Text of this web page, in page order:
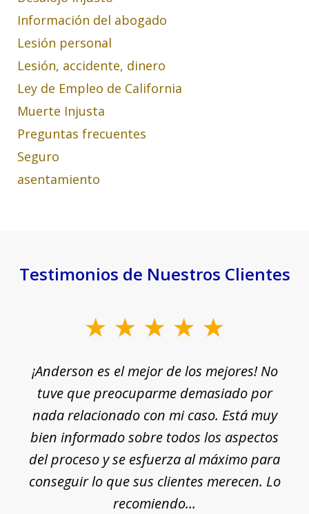
Información del abogado
Lesión personal
Lesión, accidente, dinero
Ley de Empleo de California
Muerte Injusta
Preguntas frecuentes
Seguro
asentamiento
Testimonios de Nuestros Clientes
¡Anderson es el mejor de los mejores! No
tuve que preocuparme demasiado por
nada relacionado con mi caso. Está muy
bien informado sobre todos los aspectos
del proceso y se esfuerza al máximo para
conseguir lo que sus clientes merecen. Lo
recomiendo...